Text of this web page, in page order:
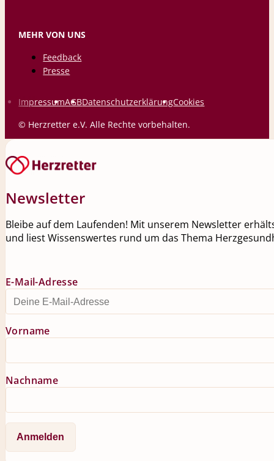
MEHR VON UNS
Feedback
Presse
ImpressumAGBDatenschutzerklärungCookies
© Herzretter e.V. Alle Rechte vorbehalten.
Newsletter
Bleibe auf dem Laufenden! Mit unserem Newsletter
und liest Wissenswertes rund um das Thema
E-Mail-Adresse
Vorname
Nachname